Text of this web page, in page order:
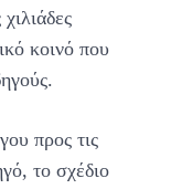
κοινό που
προς τις
το σχέδιο